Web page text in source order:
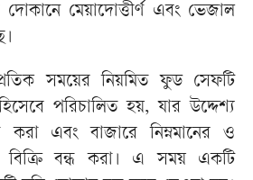
দোকানে মেয়াদোত্তীর্ণ এবং ভেজাল
সময়ের নিয়মিত ফুড সেফটি
পরিচালিত হয়, যার উদ্দেশ্য
করা এবং বাজারে নিম্নমানের ও
বিক্রি বন্ধ করা। এ সময় একটি